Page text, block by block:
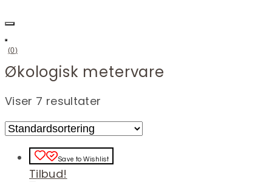
(0)
Økologisk metervare
Viser 7 resultater
Save to Wishlist
Tilbud!